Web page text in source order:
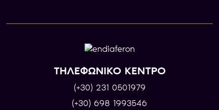
ΤΗΛΕΦΩΝΙΚΟ ΚΕΝΤΡΟ
(+30) 231 0501979
(+30) 698 1993546